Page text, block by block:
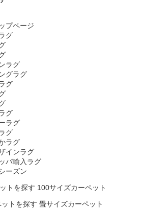
プページ
グ
ラグ
グラグ
グ
グ
ラグ
グ
ラグ
インラグ
パ輸入ラグ
ーズン
100サイズカーペット
畳サイズカーペット